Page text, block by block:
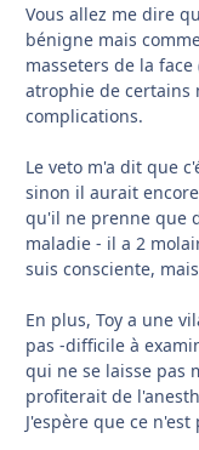
Vous allez me dire
bénigne mais
masseters de la
atrophie de certains
complications.
Le veto m'a dit que
sinon il aurait
qu'il ne prenne que
maladie - il a 2
suis consciente,
En plus, Toy a une
pas -difficile à
qui ne se laisse pas
profiterait de
J'espère que ce n'est